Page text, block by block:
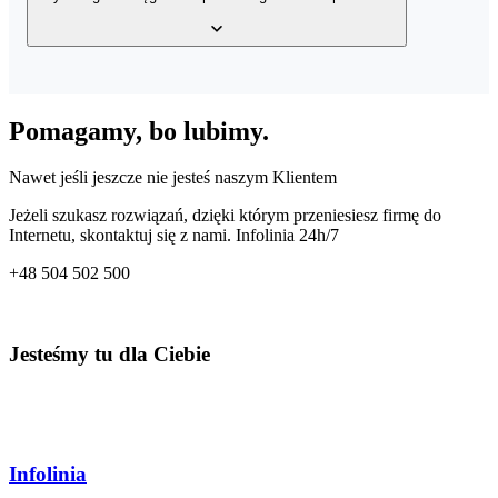
Twoim magazynie z dowolnego miejsca o dowolnej porze.
JPK_KPiR. Dzięki temu co miesiąc przygotujesz odpowiedni plik
Pomagamy, bo lubimy.
Nawet jeśli jeszcze nie jesteś naszym Klientem
Jeżeli szukasz rozwiązań, dzięki którym przeniesiesz firmę do
Internetu, skontaktuj się z nami. Infolinia 24h/7
+48 504 502 500
Jesteśmy tu dla Ciebie
Infolinia